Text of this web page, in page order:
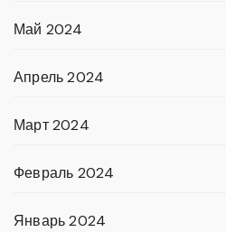
Май 2024
Апрель 2024
Март 2024
Февраль 2024
Январь 2024